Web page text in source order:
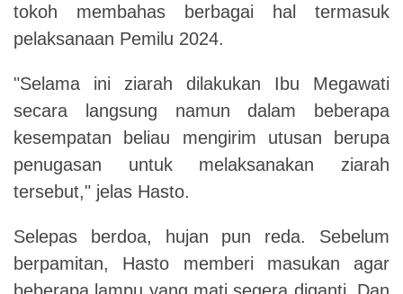
tokoh membahas berbagai hal termasuk
pelaksanaan Pemilu 2024.
"Selama ini ziarah dilakukan Ibu Megawati
secara langsung namun dalam beberapa
kesempatan beliau mengirim utusan berupa
penugasan untuk melaksanakan ziarah
tersebut," jelas Hasto.
Selepas berdoa, hujan pun reda. Sebelum
berpamitan, Hasto memberi masukan agar